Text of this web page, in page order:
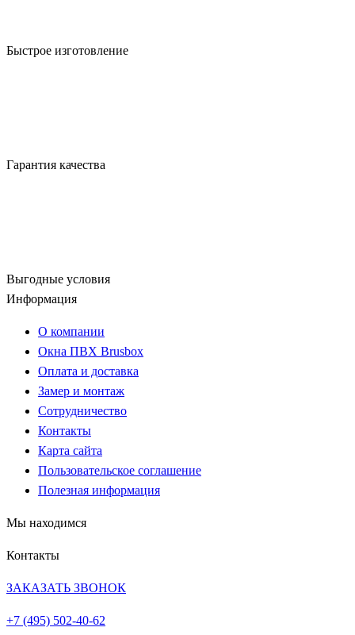
Быстрое изготовление
Гарантия качества
Выгодные условия
Информация
О компании
Окна ПВХ Brusbox
Оплата и доставка
Замер и монтаж
Сотрудничество
Контакты
Карта сайта
Пользовательское соглашение
Полезная информация
Мы находимся
Контакты
ЗАКАЗАТЬ ЗВОНОК
+7 (495) 502-40-62